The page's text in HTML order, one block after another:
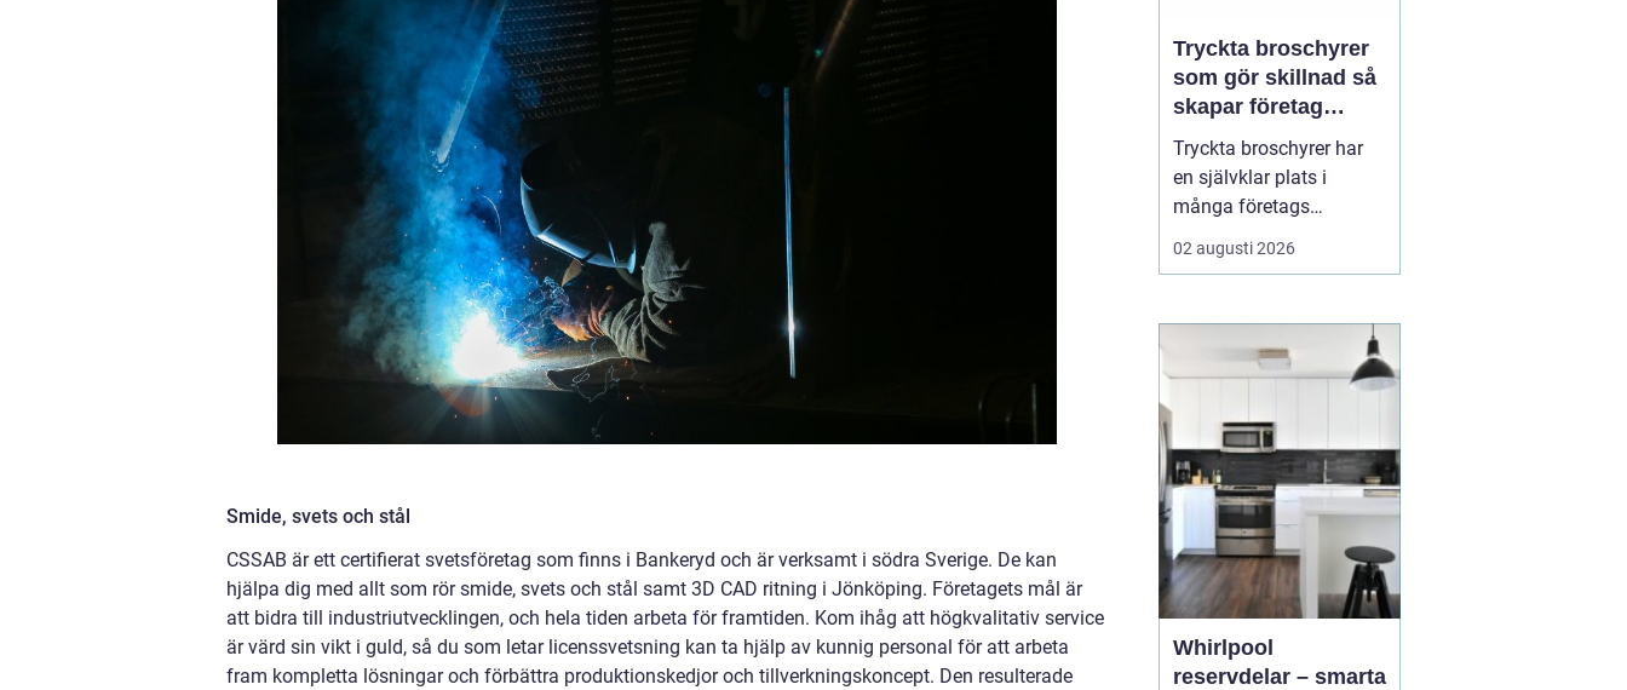
Smide, svets och stål
CSSAB är ett certifierat svetsföretag som finns i Bankeryd och är verksamt i södra Sverige. De kan
hjälpa dig med allt som rör smide, svets och stål samt 3D CAD ritning i Jönköping. Företagets mål är
att bidra till industriutvecklingen, och hela tiden arbeta för framtiden. Kom ihåg att högkvalitativ service
är värd sin vikt i guld, så du som letar licenssvetsning kan ta hjälp av kunnig personal för att arbeta
fram kompletta lösningar och förbättra produktionskedjor och tillverkningskoncept. Den resulterade
Tryckta broschyrer
som gör skillnad så
skapar företag
trycksaker som blir
lästa
Tryckta broschyrer har
en självklar plats i
många företags
marknadsföring, trots en
allt mer digital vardag.
broschyr kan förklara
komplexa tjänster, bygga
förtroende och skapa en
ersätta på skärm. När
läsaren k...
02 augusti 2026
Whirlpool
reservdelar – smarta